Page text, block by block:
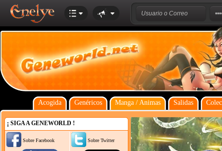
Acogida Genéricos Manga / Animas Salidas
¡ SIGA A GENEWORLD !
Sobre Facebook Sobre Twitter